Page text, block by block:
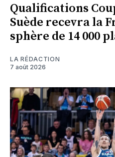
Qualifications
Suède recevra la
sphère de 14 000
LA RÉDACTION
7 août 2026